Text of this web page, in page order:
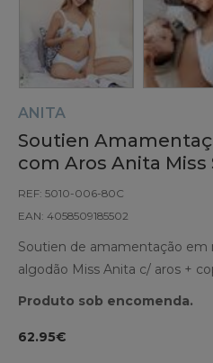
ANITA
Soutien
com Aros Anita Miss
REF: 5010-006-80C
EAN: 4058509185502
Soutien de amamentação em
algodão Miss Anita c/ aros +
Produto sob encomenda.
62.95€